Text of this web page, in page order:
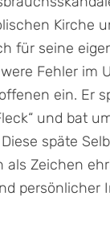
Kirche
für seine
Fehler im
ein. Er
und bat
späte
als Zeichen
persönlicher